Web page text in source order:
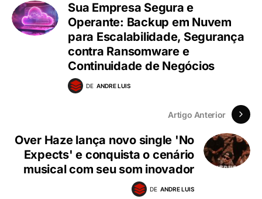
Sua Empresa Segura e
Operante: Backup em Nuvem
para Escalabilidade, Segurança
contra Ransomware e
Continuidade de Negócios
DE ANDRE LUIS
Artigo Anterior
Over Haze lança novo single 'No
Expects' e conquista o cenário
musical com seu som inovador
DE ANDRE LUIS